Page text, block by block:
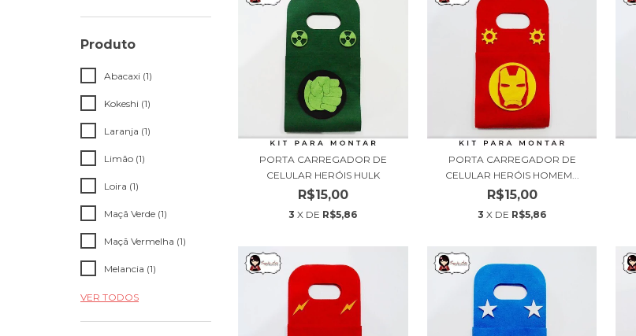
Produto
Abacaxi (1)
Kokeshi (1)
Laranja (1)
Limão (1)
Loira (1)
Maçã Verde (1)
Maçã Vermelha (1)
Melancia (1)
VER TODOS
PORTA CARREGADOR DE
CELULAR HERÓIS HULK
R$15,00
3 X DE R$5,86
PORTA CARREGADOR DE
CELULAR HERÓIS HOMEM...
R$15,00
3 X DE R$5,86